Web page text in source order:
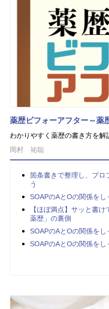
薬歴ビフォーアフター～薬
わかりやすく薬歴の書き方を解
岡村 祐聡
箇条書きで整理し、プロ
う
SOAPのAとOの関係をし
【ほぼ満点】サッと書
薬歴」の裏側
SOAPのAとOの関係をし
SOAPのAとOの関係をし